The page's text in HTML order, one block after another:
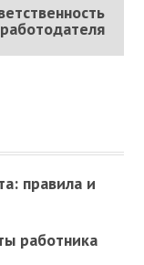
работодателя
правила и
работника